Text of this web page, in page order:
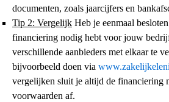
documenten, zoals jaarcijfers en
Tip 2: Vergelijk Heb je eenmaal
financiering nodig hebt voor jouw
verschillende aanbieders met elkaar te
bijvoorbeeld doen via
vergelijken sluit je altijd de financiering
voorwaarden af.